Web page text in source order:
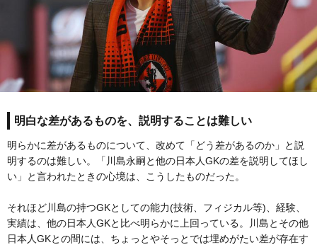
明白な差があるものを、説明することは難しい
明らかに差があるものについて、改めて「どう差があるのか」と説
明するのは難しい。「川島永嗣と他の日本人GKの差を説明してほし
い」と言われたときの心境は、こうしたものだった。
それほど川島の持つGKとしての能力(技術、フィジカル等)、経験、
実績は、他の日本人GKと比べ明らかに上回っている。川島とその他
日本人GKとの間には、ちょっとやそっとでは埋めがたい差が存在す